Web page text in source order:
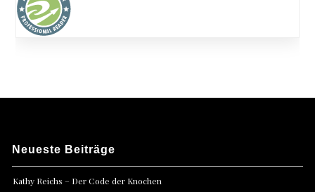
Neueste Beiträge
Kathy Reichs – Der Code der Knochen